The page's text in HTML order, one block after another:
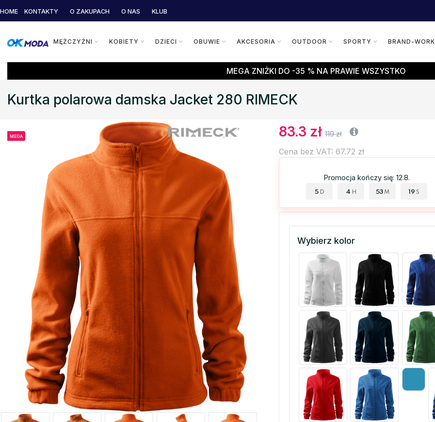
HOME KONTAKTY O ZAKUPACH O NAS KLUB
MĘŻCZYŹNI KOBIETY DZIECI OBUWIE AKCESORIA OUTDOOR SPORTY BRAND-WORK
MEGA ZNIŻKI DO -35 % NA PRAWIE WSZYSTKO
Kurtka polarowa damska Jacket 280 RIMECK
MEGA 83.3 zł 119 zł
Cena bez VAT: 67.72 zł
Promocja kończy się: 12.8.
5 D 4 H 53 M 18 S
Wybierz kolor